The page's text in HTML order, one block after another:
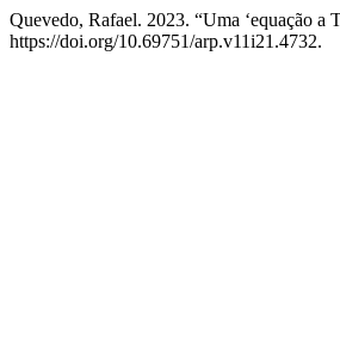
Quevedo, Rafael. 2023. “Uma ‘equação
https://doi.org/10.69751/arp.v11i21.4732.